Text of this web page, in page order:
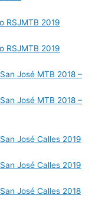
RSJMTB 2019
RSJMTB 2019
José MTB 2018 –
José MTB 2018 –
José Calles 2019
José Calles 2019
José Calles 2018